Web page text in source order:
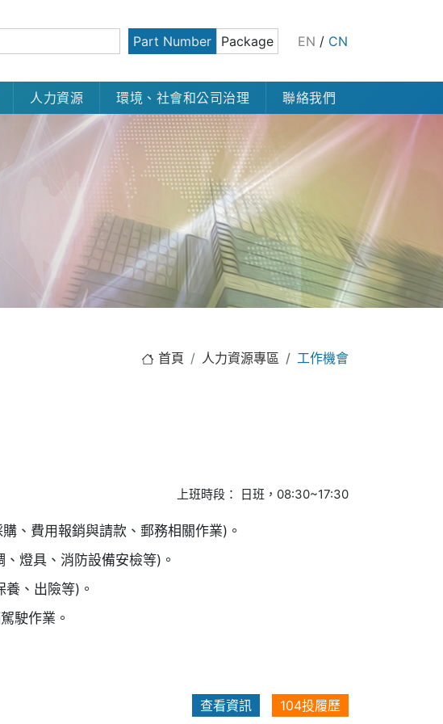
Part Number Package EN / CN
人力資源 環境、社會和公司治理 聯絡我們
首頁 人力資源專區 工作機會
上班時段： 日班，08:30~17:30
、費用報銷與請款、郵務相關作業)。
燈具、消防設備安檢等)。
、出險等)。
駛作業。
查看資訊 104投履歷